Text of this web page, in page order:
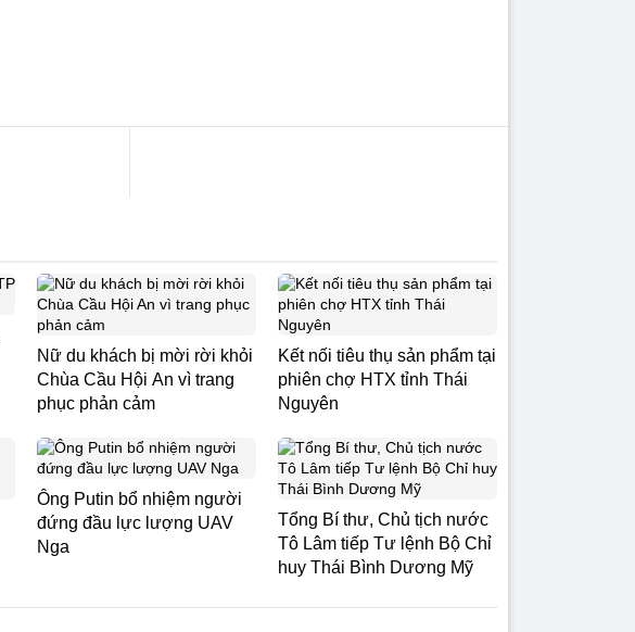
Nữ du khách bị mời rời khỏi
Chùa Cầu Hội An vì trang
phục phản cảm
Kết nối tiêu thụ sản phẩm tại
phiên chợ HTX tỉnh Thái
Nguyên
Ông Putin bổ nhiệm người
đứng đầu lực lượng UAV
Nga
Tổng Bí thư, Chủ tịch nước
Tô Lâm tiếp Tư lệnh Bộ Chỉ
huy Thái Bình Dương Mỹ